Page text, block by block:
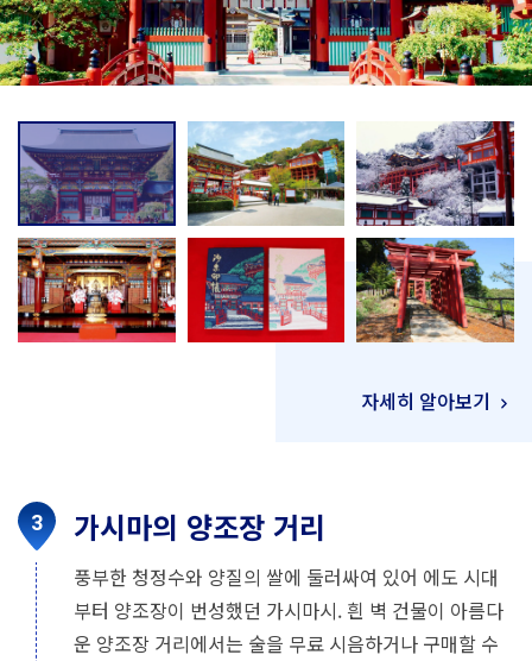
자세히 알아보기
가시마의 양조장 거리
풍부한 청정수와 양질의 쌀에 둘러싸여 있어 에도 시대
부터 양조장이 번성했던 가시마시. 흰 벽 건물이 아름다
운 양조장 거리에서는 술을 무료 시음하거나 구매할 수